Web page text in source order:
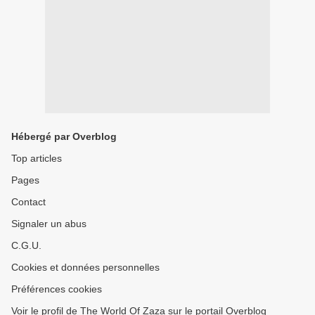
Hébergé par Overblog
Top articles
Pages
Contact
Signaler un abus
C.G.U.
Cookies et données personnelles
Préférences cookies
Voir le profil de The World Of Zaza sur le portail Overblog